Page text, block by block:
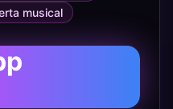
musical